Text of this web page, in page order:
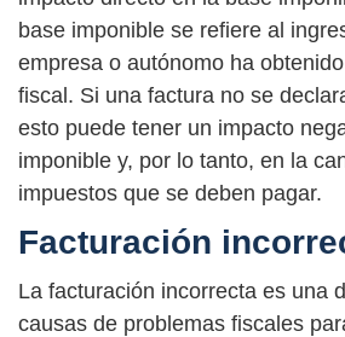
base imponible se refiere al
empresa o autónomo ha
fiscal. Si una factura no se
esto puede tener un impacto
imponible y, por lo tanto, en la
impuestos que se deben pagar.
Facturación
La facturación incorrecta es una
causas de problemas fiscales